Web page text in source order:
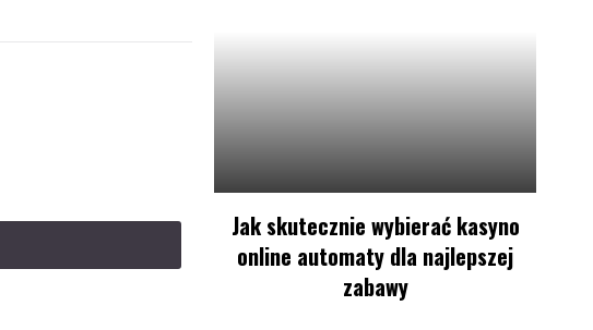
Jak skutecznie wybierać kasyno
online automaty dla najlepszej
zabawy